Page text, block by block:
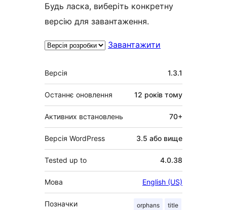
Будь ласка, виберіть конкретну
версію для завантаження.
Завантажити
Мета
Версія 1.3.1
Останнє оновлення 12 років тому
Активних встановлень 70+
Версія WordPress 3.5 або вище
Tested up to 4.0.38
Мова English (US)
Позначки orphans title